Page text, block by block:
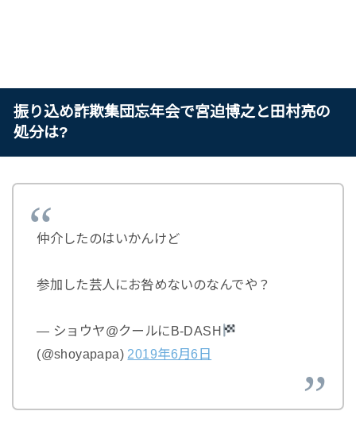
振り込め詐欺集団忘年会で宮迫博之と田村亮の
処分は?
仲介したのはいかんけど
参加した芸人にお咎めないのなんでや？
— ショウヤ@クールにB-DASH
(@shoyapapa) 2019年6月6日